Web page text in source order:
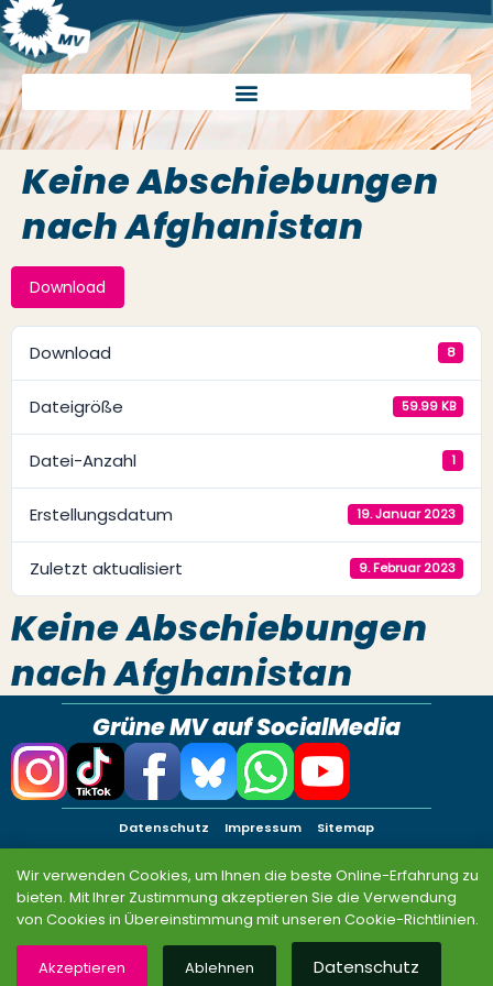
Keine Abschiebungen
nach Afghanistan
Download
Download 8
Dateigröße 59.99 KB
Datei-Anzahl 1
Erstellungsdatum 19. Januar 2023
Zuletzt aktualisiert 9. Februar 2023
Keine Abschiebungen
nach Afghanistan
Grüne MV auf SocialMedia
Datenschutz Impressum Sitemap
© BÜNDNIS 90/DIE GRÜNEN MV 2026
Wir verwenden Cookies, um Ihnen die beste Online-Erfahrung zu
bieten. Mit Ihrer Zustimmung akzeptieren Sie die Verwendung
von Cookies in Übereinstimmung mit unseren Cookie-Richtlinien.
Akzeptieren Ablehnen Datenschutz